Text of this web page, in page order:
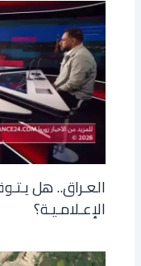
العـراق.. هل
الإعـلامـيـة؟